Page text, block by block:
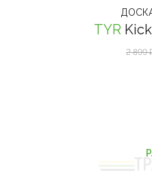
TYR
2 899